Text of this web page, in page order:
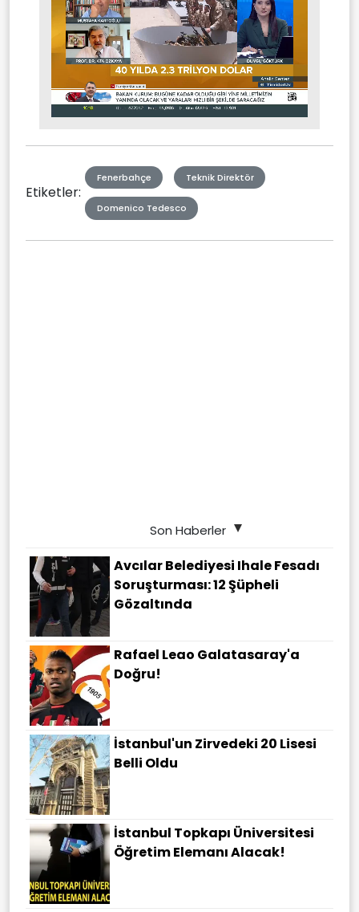
Mute Stream
Etiketler:
Fenerbahçe Teknik Direktör
Domenico Tedesco
Son Haberler
Avcılar Belediyesi Ihale Fesadı
Soruşturması: 12 Şüpheli
Gözaltında
Rafael Leao Galatasaray'a
Doğru!
İstanbul'un Zirvedeki 20 Lisesi
Belli Oldu
İstanbul Topkapı Üniversitesi
Öğretim Elemanı Alacak!